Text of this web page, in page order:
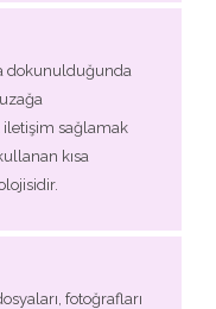
dokunulduğunda
iletişim sağlamak
kısa
fotoğrafları